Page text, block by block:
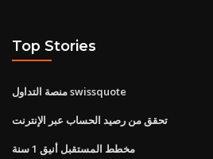
Top Stories
منصة التداول swissquote
تحقق من رصيد الحساب عبر الإنترنت
مخطط المستقبل أنيق 1 سنة